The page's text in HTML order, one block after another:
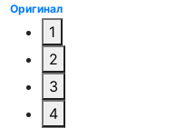
Оригинал
1
2
3
4